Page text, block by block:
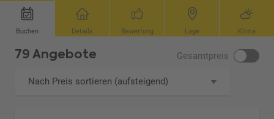
Buchen Details Bewertung Lage Klima
79 Angebote Gesamtpreis
Nach Preis sortieren (aufsteigend)